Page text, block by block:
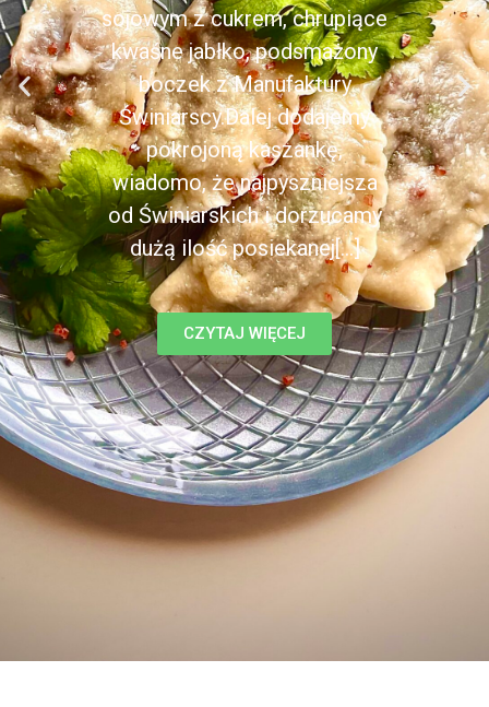
sojowym z cukrem, chrupiące
kwaśne jabłko, podsmażony
boczek z Manufaktury
Świniarscy.Dalej dodajemy
pokrojoną kaszankę,
wiadomo, że najpyszniejsza
od Świniarskich i dorzucamy
dużą ilość posiekanej[...]
CZYTAJ WIĘCEJ